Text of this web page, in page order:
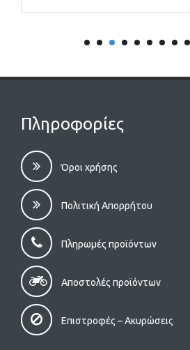
Πληροφορίες
Όροι χρήσης
Πολιτική Απορρήτου
Πληρωμές προϊόντων
Αποστολές προϊόντων
Επιστροφές – Aκυρώσεις